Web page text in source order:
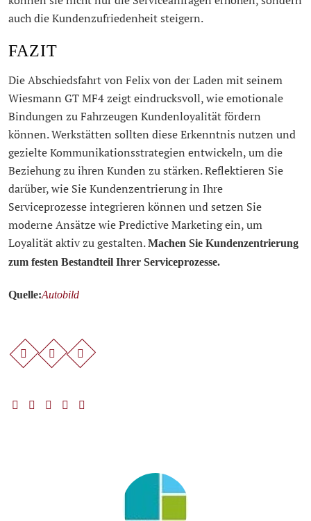
auch die Kundenzufriedenheit steigern.
FAZIT
Die Abschiedsfahrt von Felix von der Laden mit seinem
Wiesmann GT MF4 zeigt eindrucksvoll, wie emotionale
Bindungen zu Fahrzeugen Kundenloyalität fördern
können. Werkstätten sollten diese Erkenntnis nutzen und
gezielte Kommunikationsstrategien entwickeln, um die
Beziehung zu ihren Kunden zu stärken. Reflektieren Sie
darüber, wie Sie Kundenzentrierung in Ihre
Serviceprozesse integrieren können und setzen Sie
moderne Ansätze wie Predictive Marketing ein, um
Loyalität aktiv zu gestalten.Machen Sie Kundenzentrierung
zum festen Bestandteil Ihrer Serviceprozesse.
Quelle:Autobild